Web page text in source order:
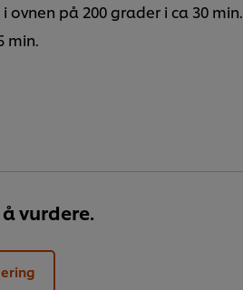
på 200 grader i ca 30 min.
min.
vurdere.